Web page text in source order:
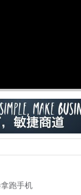
跑手机